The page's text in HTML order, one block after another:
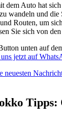
Auto hat sich
wandeln und
Routen, um
Sie sich von
unten auf
jetzt auf
neuesten